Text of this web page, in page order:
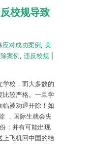
校规导致
应对成功案例 , 美
案例 , 违反校规
学校，而大多数的
比较严格。一旦学
临被劝退开除！如
，国际生就会失
；并有可能出现
上飞机回中国的结